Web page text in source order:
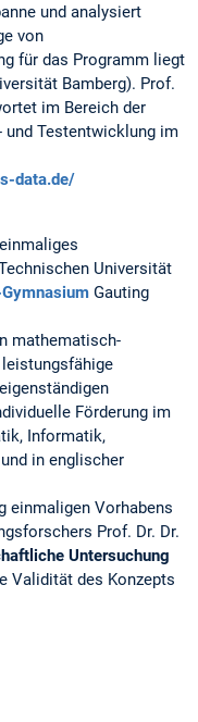
und analysiert
von
für das Programm liegt
Bamberg). Prof.
im Bereich der
und Testentwicklung im
data.de/
Universität
Gauting
mathematisch-
Förderung im
Informatik,
in englischer
einmaligen Vorhabens
Prof. Dr. Dr.
Untersuchung
Validität des Konzepts